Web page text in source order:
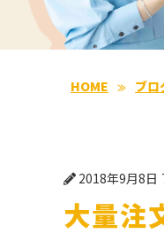
HOME ブロ
2018年9月8日
大量注